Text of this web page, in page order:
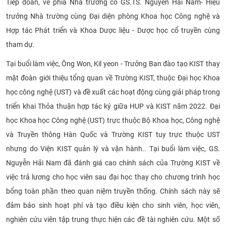
Tiếp đoàn, về phía Nhà trường có GS.TS. Nguyễn Hải Nam- Hiệu
trưởng Nhà trường cùng Đại diện phòng Khoa học Công nghệ và
Hợp tác Phát triển và Khoa Dược liệu - Dược học cổ truyền cùng
tham dự.
Tại buổi làm việc, Ông Won, Kil yeon - Trưởng Ban đào tạo KIST thay
mặt đoàn giới thiệu tổng quan về Trường KIST, thuộc Đại học Khoa
học công nghệ (UST) và đề xuất các hoạt động cùng giải pháp trong
triển khai Thỏa thuận hợp tác ký giữa HUP và KIST năm 2022. Đại
học Khoa học Công nghệ (UST) trực thuộc Bộ Khoa học, Công nghệ
và Truyền thông Hàn Quốc và Trường KIST tuy trực thuộc UST
nhưng do Viện KIST quản lý và vận hành.. Tại buổi làm việc, GS.
Nguyễn Hải Nam đã đánh giá cao chính sách của Trường KIST về
việc trả lương cho học viên sau đại học thay cho chương trình học
bổng toàn phần theo quan niệm truyền thống. Chính sách này sẽ
đảm bảo sinh hoạt phí và tạo điều kiện cho sinh viên, học viên,
nghiên cứu viên tập trung thực hiện các đề tài nghiên cứu. Một số